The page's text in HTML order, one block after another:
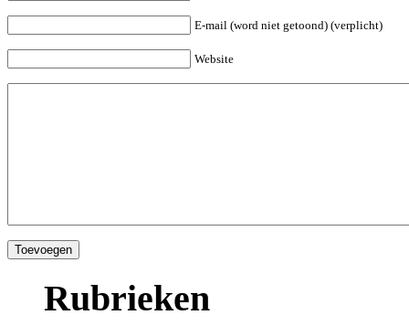
E-mail (word niet getoond) (verplicht)
Website
Rubrieken